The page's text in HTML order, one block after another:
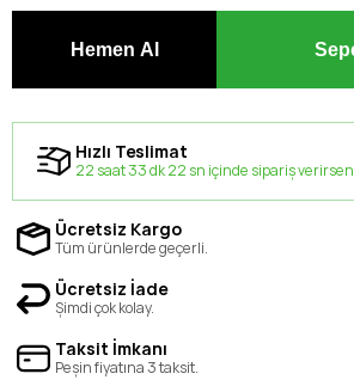
Hızlı Teslimat
22 saat 33 dk 21 sn içinde sipariş verirsen
Ücretsiz Kargo
Tüm ürünlerde geçerli.
Ücretsiz İade
Şimdi çok kolay.
Taksit İmkanı
Peşin fiyatına 3 taksit.